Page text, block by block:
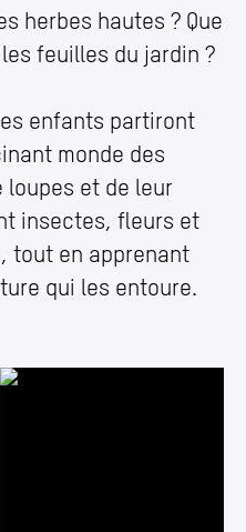
herbes hautes ? Que
feuilles du jardin ?
enfants partiront
monde des
loupes et de leur
insectes, fleurs et
tout en apprenant
qui les entoure.